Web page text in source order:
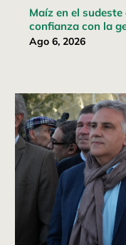
Maíz en el
confianza con la
Ago 6, 2026